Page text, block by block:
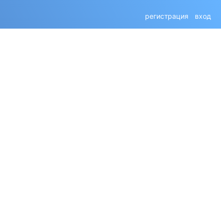
регистрация вход